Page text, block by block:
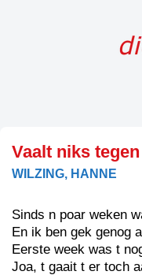
Vaalt niks
WILZING, HANNE
Sinds n poar weken
En ik ben gek genog
Eerste week was t
Joa, t gaait t er toch